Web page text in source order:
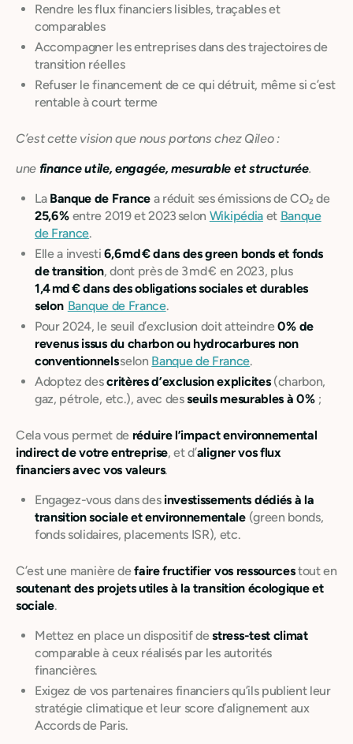
Rendre les flux financiers lisibles, traçables et
comparables
Accompagner les entreprises dans des trajectoires de
transition réelles
Refuser le financement de ce qui détruit, même si c’est
rentable à court terme
C’est cette vision que nous portons chez Qileo :
une finance utile, engagée, mesurable et structurée.
La Banque de Francea réduit ses émissions de CO₂ de
25,6 % entre 2019 et 2023 selon Wikipédiaet Banque
de France.
Elle a investi6,6 md € dans des green bonds et fonds
de transition, dont près de 3 md € en 2023, plus
1,4 md € dans des obligations sociales et durables
selon Banque de France.
Pour 2024, le seuil d’exclusion doit atteindre0 % de
revenus issus du charbon ou hydrocarbures non
conventionnelsselon Banque de France.
Adoptez descritères d’exclusion explicites(charbon,
gaz, pétrole, etc.), avec desseuils mesurables à 0 % ;
Cela vous permet de réduire l’impact environnemental
indirect de votre entreprise, et d’aligner vos flux
financiers avec vos valeurs.
Engagez-vous dans des investissements dédiés à la
transition sociale et environnementale(green bonds,
fonds solidaires, placements ISR), etc.
C’est une manière defaire fructifier vos ressourcestout en
soutenant des projets utiles à la transition écologique et
sociale.
Mettez en place un dispositif destress-test climat
comparable à ceux réalisés par les autorités
financières.
Exigez de vos partenaires financiers qu’ils publient leur
stratégie climatique et leur score d’alignement aux
Accords de Paris.